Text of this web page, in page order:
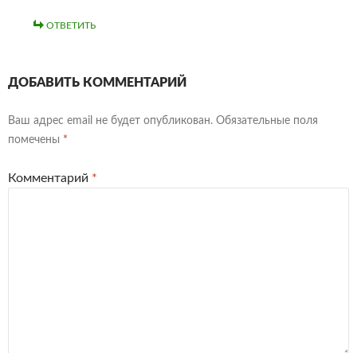
ОТВЕТИТЬ
ДОБАВИТЬ КОММЕНТАРИЙ
Ваш адрес email не будет опубликован. Обязательные поля
помечены *
Комментарий *